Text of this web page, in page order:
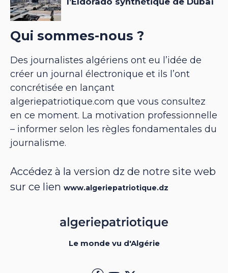
Qui sommes-nous ?
Des journalistes algériens ont eu l’idée de
créer un journal électronique et ils l’ont
concrétisée en lançant
algeriepatriotique.com que vous consultez
en ce moment. La motivation professionnelle
– informer selon les règles fondamentales du
journalisme.
Accédez à la version dz de notre site web
sur ce lien www.algeriepatriotique.dz
Le monde vu d'Algérie